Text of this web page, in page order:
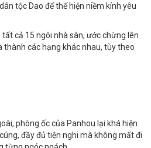
tộc Dao để thể hiện niềm kính yêu
cả 15 ngôi nhà sàn, ước chừng lên
thành các hạng khác nhau, tùy theo
phòng ốc của Panhou lại khá hiện
đầy đủ tiện nghi mà không mất đi